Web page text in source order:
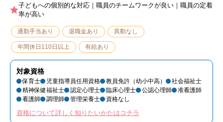
子どもへの個別的な対応｜職員のチームワークが良い｜職員の定着
率が高い
通勤手当あり 退職金あり 異動なし
年間休日110日以上 有給あり
対象資格
保育士 児童指導員任用資格 教員免許（幼小中高）
社会福祉士
精神保健福祉士
認定心理士 臨床心理士 公認心理師
准看護師
看護師
調理師 管理栄養士 資格なし
資格について詳しく知りたいかたはコチラ